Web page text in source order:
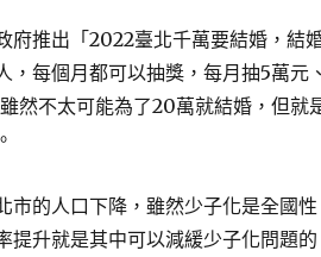
府推出「2022臺北千萬要結婚，結
，每個月都可以抽獎，每月抽5萬元
然不太可能為了20萬就結婚，但就
市的人口下降，雖然少子化是全國性
提升就是其中可以減緩少子化問題的